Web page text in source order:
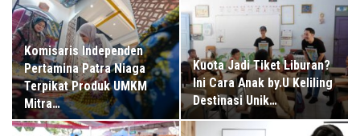
Komisaris Independen
Pertamina Patra Niaga
Terpikat Produk UMKM
Mitra…
Kuota Jadi Tiket Liburan?
Ini Cara Anak by.U Keliling
Destinasi Unik…